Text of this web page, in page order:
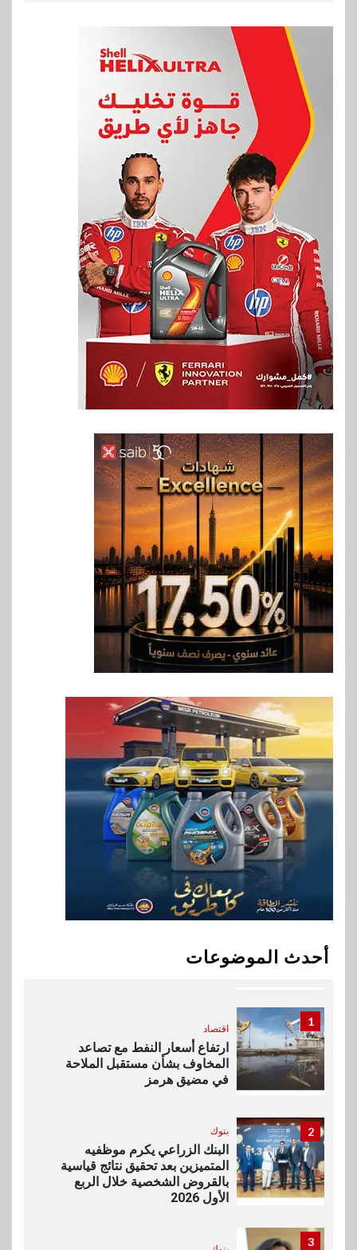
أحدث الموضوعات
6
بنوك
بنك QNB مصر يعزز جاهزية
المشروعات الصغيرة والمتوسطة
للنمو والتوسع
7 اخبار
فيكسد مصر و”حلول” تتشاركان
في تطوير أول منصة للسياحة
الصحية في مصر والشرق الأوسط
وأفريقيا Tour4Cure
8
سوق وصلة
هواوي: هاتف nova 15
Max بطارية ضخمة وتصميم متين
جهازًا مثاليًا للشباب
9 اقتصاد
إي اف چي فاينانس تستعرض
خطط نمو «بلد» لتعزيز حضورها
في سوق تحويلات المصريين
بالخارج
بيان توضيحي صادر عن شركة
ناتجاس
1
اقتصاد
ارتفاع أسعار النفط مع تصاعد
المخاوف بشأن مستقبل الملاحة
في مضيق هرمز
2 بنوك
البنك الزراعي يكرم موظفيه
المتميزين بعد تحقيق نتائج قياسية
بالقروض الشخصية خلال الربع
الأول 2026
3